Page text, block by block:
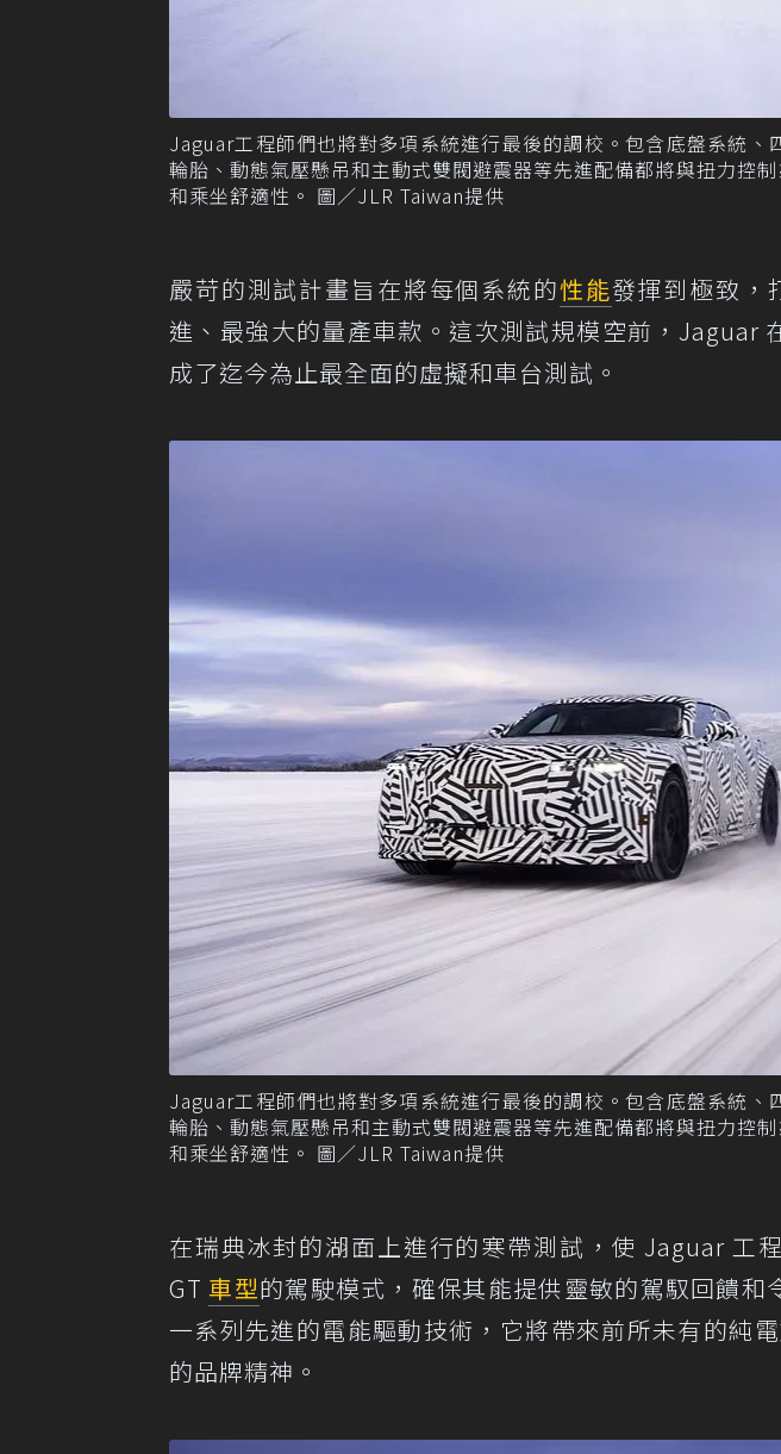
Jaguar工程師們也將對多項系統進行最後的調校。包含底盤系統、
輪胎、動態氣壓懸吊和主動式雙閥避震器等先進配備都將與扭力控
和乘坐舒適性。 圖／JLR Taiwan提供
嚴苛的測試計畫旨在將每個系統的性能發揮到極致，
進、最強大的量產車款。這次測試規模空前，Jaguar
成了迄今為止最全面的虛擬和車台測試。
Jaguar工程師們也將對多項系統進行最後的調校。包含底盤系統、
輪胎、動態氣壓懸吊和主動式雙閥避震器等先進配備都將與扭力控
和乘坐舒適性。 圖／JLR Taiwan提供
在瑞典冰封的湖面上進行的寒帶測試，使 Jaguar 工
GT車型的駕駛模式，確保其能提供靈敏的駕馭回饋和
一系列先進的電能驅動技術，它將帶來前所未有的純
的品牌精神。